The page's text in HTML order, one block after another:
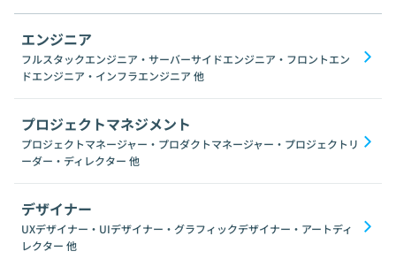
エンジニア
フルスタックエンジニア・サーバーサイドエンジニア・フロントエン
ドエンジニア・インフラエンジニア 他
プロジェクトマネジメント
プロジェクトマネージャー・プロダクトマネージャー・プロジェクトリ
ーダー・ディレクター 他
デザイナー
UXデザイナー・UIデザイナー・グラフィックデザイナー・アートディ
レクター 他